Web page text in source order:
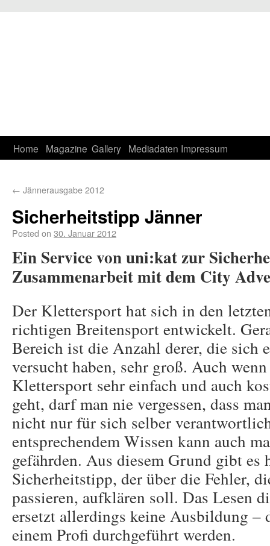
Home Magazine Gallery Mediadaten Impressum
← Jännerausgabe 2012
Sicherheitstipp Jänner
Posted on 30. Januar 2012
Ein Service von uni:kat zur
Zusammenarbeit mit dem City
Der Klettersport hat sich in den
richtigen Breitensport entwickelt.
Bereich ist die Anzahl derer, die sich
versucht haben, sehr groß. Auch
Klettersport sehr einfach und auch
geht, darf man nie vergessen, dass
nicht nur für sich selber
entsprechendem Wissen kann auch
gefährden. Aus diesem Grund gibt es
Sicherheitstipp, der über die Fehler,
passieren, aufklären soll. Das Lesen
ersetzt allerdings keine Ausbildung –
einem Profi durchgeführt werden.